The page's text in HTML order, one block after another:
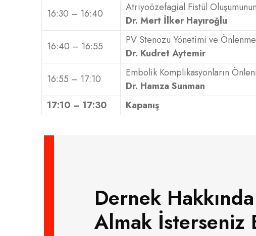
16:30 – 16:40
Atriyoözefagial Fistül
Dr. Mert İlker Hayıroğlu
16:40 – 16:55
PV Stenozu Yönetimi ve
Dr. Kudret Aytemir
16:55 – 17:10
Embolik Komplikasyonların
Dr. Hamza Sunman
17:10 – 17:30
Kapanış
Dernek
Almak İsterseniz